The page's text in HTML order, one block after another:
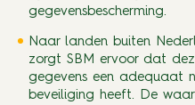
gegevensbescherming.
Naar landen buiten
zorgt SBM ervoor dat
gegevens een adequaat
beveiliging heeft. De